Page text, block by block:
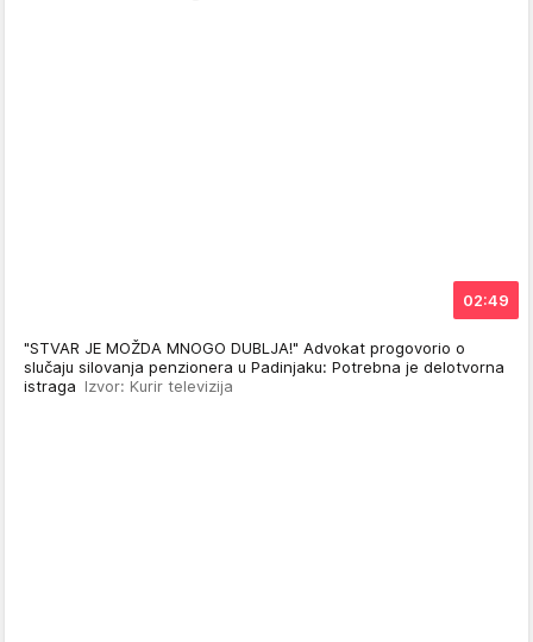
02:49
"STVAR JE MOŽDA MNOGO DUBLJA!" Advokat progovorio o
slučaju silovanja penzionera u Padinjaku: Potrebna je delotvorna
istraga Izvor: Kurir televizija